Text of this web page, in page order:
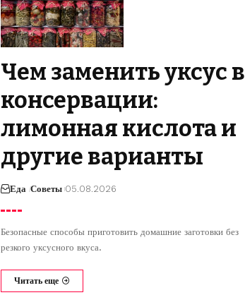
Чем заменить уксус в
консервации:
лимонная кислота и
другие варианты
Еда Советы 05.08.2026
Безопасные способы приготовить домашние заготовки без
резкого уксусного вкуса.
Читать еще